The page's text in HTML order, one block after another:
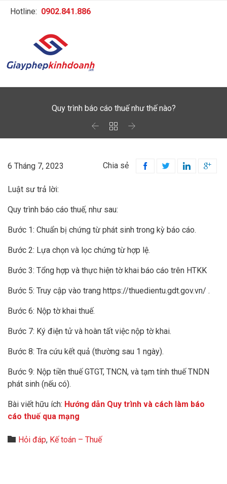
Hotline: 0902.841.886
Quy trình báo cáo thuế như thế nào?
  
6 Tháng 7, 2023 Chia sẻ    
Luật sư trả lời:
Quy trình báo cáo thuế, như sau:
Bước 1: Chuẩn bị chứng từ phát sinh trong kỳ báo cáo.
Bước 2: Lựa chọn và lọc chứng từ hợp lệ.
Bước 3: Tổng hợp và thực hiện tờ khai báo cáo trên HTKK
Bước 5: Truy cập vào trang https://thuedientu.gdt.gov.vn/ .
Bước 6: Nộp tờ khai thuế.
Bước 7: Ký điện tử và hoàn tất việc nộp tờ khai.
Bước 8: Tra cứu kết quả (thường sau 1 ngày).
Bước 9: Nộp tiền thuế GTGT, TNCN, và tạm tính thuế TNDN
phát sinh (nếu có).
Bài viết hữu ích: Hướng dẫn Quy trình và cách làm báo
cáo thuế qua mạng
 Category
Hỏi đáp, Kế toán – Thuế